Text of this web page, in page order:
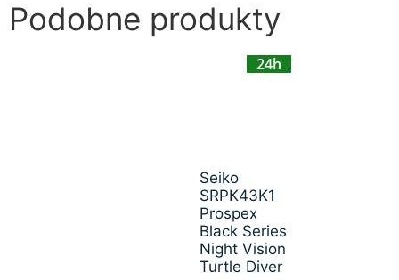
Podobne produkty
24h
Seiko
SRPK43K1
Prospex
Black Series
Night Vision
Turtle Diver